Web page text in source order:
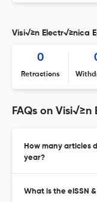
Visi√≥n Electr√≥nica
0
Retractions
FAQs on
How many articles
year?
What is the eISSN